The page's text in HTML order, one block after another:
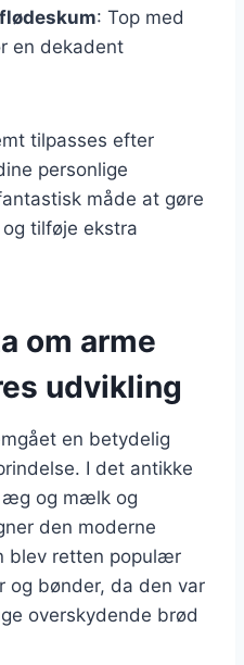
: Top med
en dekadent
tilpasses efter
personlige
måde at gøre
tilføje ekstra
om arme
udvikling
en betydelig
I det antikke
æg og mælk og
den moderne
blev retten populær
og bønder, da den var
overskydende brød